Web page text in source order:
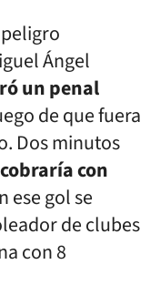
Ángel
un penal
de que fuera
Dos minutos
con
ese gol se
de clubes
con 8